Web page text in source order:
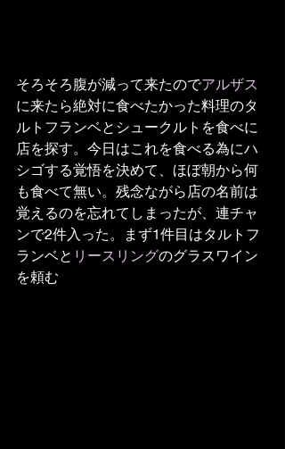
そろそろ腹が減って来たのでアルザス
に来たら絶対に食べたかった料理のタ
ルトフランベとシュークルトを食べに
店を探す。今日はこれを食べる為にハ
シゴする覚悟を決めて、ほぼ朝から何
も食べて無い。残念ながら店の名前は
覚えるのを忘れてしまったが、連チャ
ンで2件入った。まず1件目はタルトフ
ランベと リースリングのグラスワイン
を頼む